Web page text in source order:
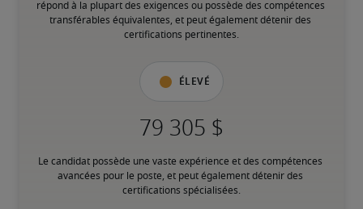
répond à la plupart des exigences ou possède des compétences
transférables équivalentes, et peut également détenir des
certifications pertinentes.
Élevé
Le candidat possède une vaste expérience et des compétences
avancées pour le poste, et peut également détenir des
certifications spécialisées.